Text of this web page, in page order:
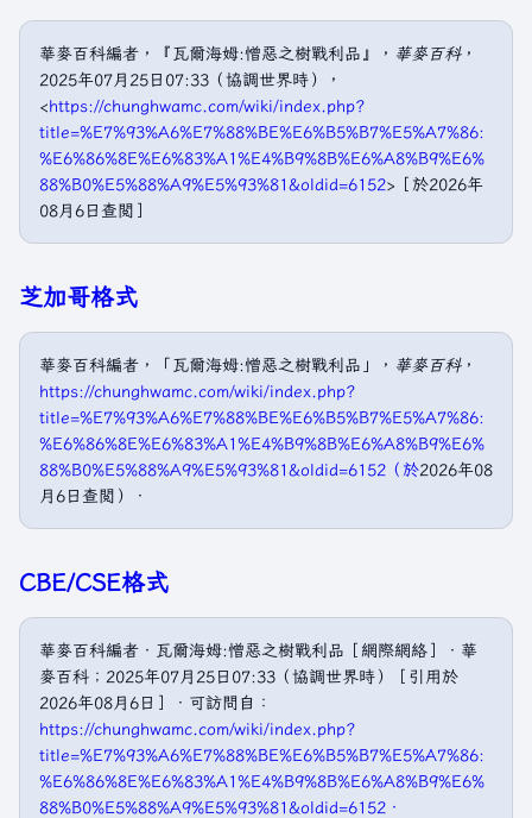
華麥百科編者，『瓦爾海姆:憎惡之樹戰利品』， 華麥百科，
2025年07月25日07:33（協調世界時），
<https://chunghwamc.com/wiki/index.php?
title=%E7%93%A6%E7%88%BE%E6%B5%B7%E5%A7%86:
%E6%86%8E%E6%83%A1%E4%B9%8B%E6%A8%B9%E6%
88%B0%E5%88%A9%E5%93%81&oldid=6152>［於2026年
08月6日查閲］
芝加哥格式
華麥百科編者，「瓦爾海姆:憎惡之樹戰利品」， 華麥百科，
https://chunghwamc.com/wiki/index.php?
title=%E7%93%A6%E7%88%BE%E6%B5%B7%E5%A7%86:
%E6%86%8E%E6%83%A1%E4%B9%8B%E6%A8%B9%E6%
88%B0%E5%88%A9%E5%93%81&oldid=6152（於2026年08
月6日查閲）．
CBE/CSE格式
華麥百科編者．瓦爾海姆:憎惡之樹戰利品［網際網絡］．華
麥百科；2025年07月25日07:33（協調世界時）［引用於
2026年08月6日］．可訪問自：
https://chunghwamc.com/wiki/index.php?
title=%E7%93%A6%E7%88%BE%E6%B5%B7%E5%A7%86:
%E6%86%8E%E6%83%A1%E4%B9%8B%E6%A8%B9%E6%
88%B0%E5%88%A9%E5%93%81&oldid=6152．